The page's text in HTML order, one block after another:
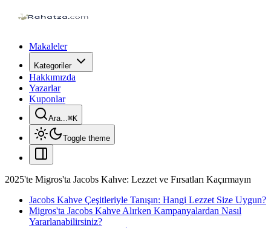
Makaleler
Kategoriler
Hakkımızda
Yazarlar
Kuponlar
Ara...⌘K
Toggle theme
2025'te Migros'ta Jacobs Kahve: Lezzet ve Fırsatları Kaçırmayın
Jacobs Kahve Çeşitleriyle Tanışın: Hangi Lezzet Size Uygun?
Migros'ta Jacobs Kahve Alırken Kampanyalardan Nasıl
Yararlanabilirsiniz?